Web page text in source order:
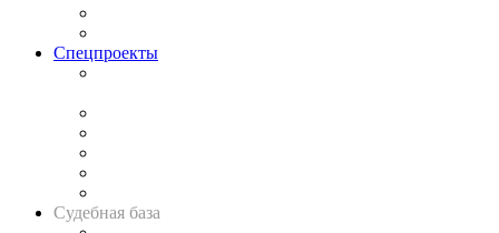
Спецпроекты
Судебная база